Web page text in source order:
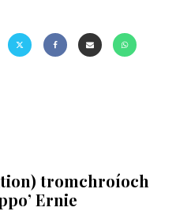
tromchroíoch
Ernie